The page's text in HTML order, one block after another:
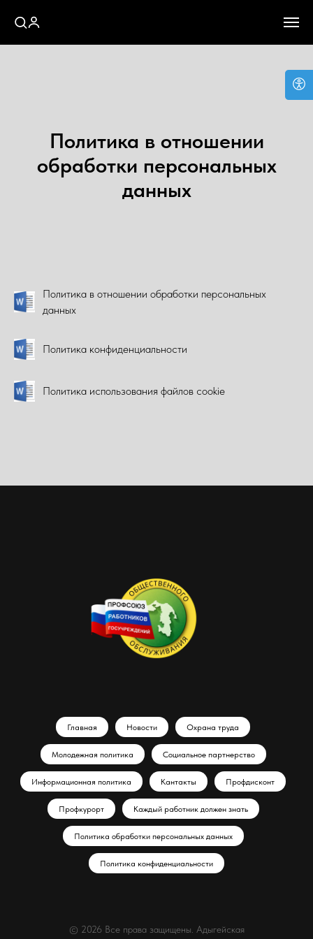
Политика в отношении
обработки персональных
данных
Политика в отношении обработки персональных
данных
Политика конфиденциальности
Политика использования файлов cookie
Главная Новости Охрана труда
Молодежная политика Социальное партнерство
Информационная политика Кантакты Профдисконт
Профкурорт Каждый работник должен знать
Политика обработки персональных данных
Политика конфиденциальности
© 2026 Все права защищены. Адыгейская